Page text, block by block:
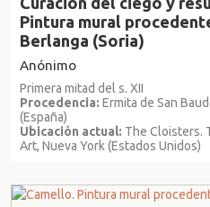
Pintura mural
Berlanga (Soria)
Anónimo
Primera mitad del s. XII
Procedencia: Ermita de San
(España)
Ubicación actual: The Cloisters.
Art, Nueva York (Estados Unidos)